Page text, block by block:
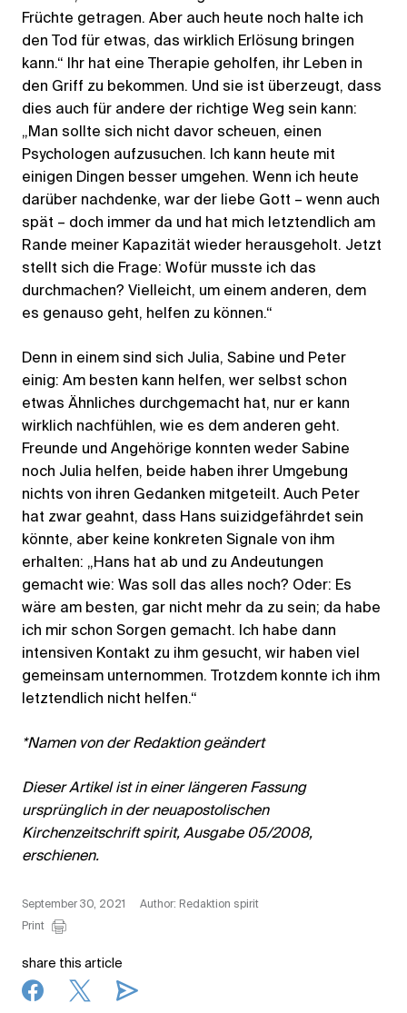
Früchte getragen. Aber auch heute noch halte ich
den Tod für etwas, das wirklich Erlösung bringen
kann.“ Ihr hat eine Therapie geholfen, ihr Leben in
den Griff zu bekommen. Und sie ist überzeugt, dass
dies auch für andere der richtige Weg sein kann:
„Man sollte sich nicht davor scheuen, einen
Psychologen aufzusuchen. Ich kann heute mit
einigen Dingen besser umgehen. Wenn ich heute
darüber nachdenke, war der liebe Gott – wenn auch
spät – doch immer da und hat mich letztendlich am
Rande meiner Kapazität wieder herausgeholt. Jetzt
stellt sich die Frage: Wofür musste ich das
durchmachen? Vielleicht, um einem anderen, dem
es genauso geht, helfen zu können.“
Denn in einem sind sich Julia, Sabine und Peter
einig: Am besten kann helfen, wer selbst schon
etwas Ähnliches durchgemacht hat, nur er kann
wirklich nachfühlen, wie es dem anderen geht.
Freunde und Angehörige konnten weder Sabine
noch Julia helfen, beide haben ihrer Umgebung
nichts von ihren Gedanken mitgeteilt. Auch Peter
hat zwar geahnt, dass Hans suizidgefährdet sein
könnte, aber keine konkreten Signale von ihm
erhalten: „Hans hat ab und zu Andeutungen
gemacht wie: Was soll das alles noch? Oder: Es
wäre am besten, gar nicht mehr da zu sein; da habe
ich mir schon Sorgen gemacht. Ich habe dann
intensiven Kontakt zu ihm gesucht, wir haben viel
gemeinsam unternommen. Trotzdem konnte ich ihm
letztendlich nicht helfen.“
*Namen von der Redaktion geändert
Dieser Artikel ist in einer längeren Fassung
ursprünglich in der neuapostolischen
Kirchenzeitschrift spirit, Ausgabe 05/2008,
erschienen.
September 30, 2021
Author: Redaktion spirit
Print
share this article